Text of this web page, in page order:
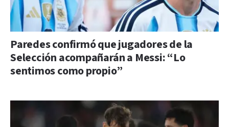
Paredes confirmó que jugadores de la
Selección acompañarán a Messi: “Lo
sentimos como propio”